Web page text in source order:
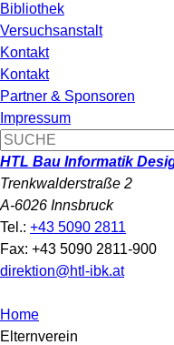
Bibliothek
Versuchsanstalt
Kontakt
Kontakt
Partner & Sponsoren
Impressum
HTL Bau Informatik
Trenkwalderstraße 2
A-6026 Innsbruck
Tel.: +43 5090 2811
Fax: +43 5090 2811-900
direktion@htl-ibk.at
Home
Elternverein